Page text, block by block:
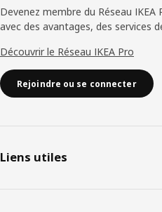
Devenez membre du Réseau
avec des avantages, des services
Découvrir le Réseau IKEA Pro
Rejoindre ou se connecter
Liens utiles